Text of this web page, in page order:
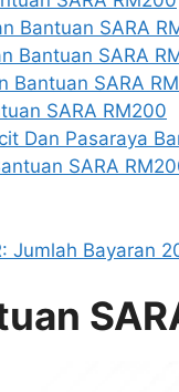
Bantuan SARA
Bantuan SARA
Bantuan SARA
SARA RM200
Dan Pasaraya
SARA
Jumlah Bayaran